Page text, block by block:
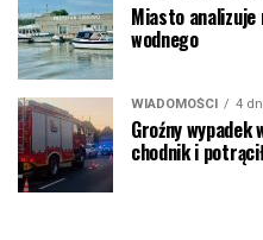
Miasto
wodnego
WIADOMOŚCI 4
Groźny wypadek
chodnik i